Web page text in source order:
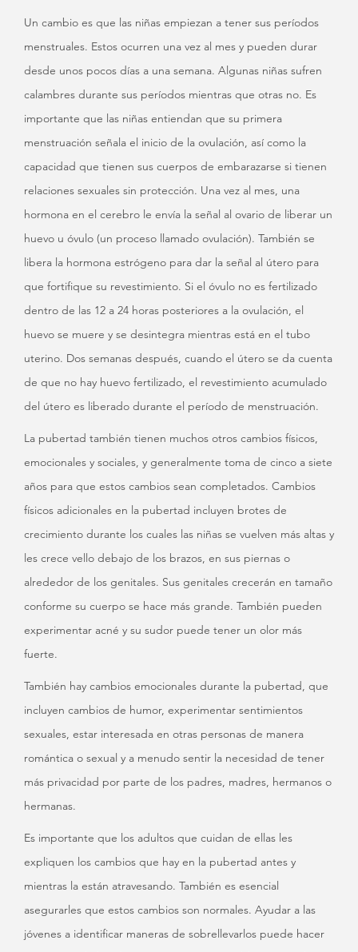
Un cambio es que las niñas empiezan a tener sus períodos
menstruales. Estos ocurren una vez al mes y pueden durar
desde unos pocos días a una semana. Algunas niñas sufren
calambres durante sus períodos mientras que otras no. Es
importante que las niñas entiendan que su primera
menstruación señala el inicio de la ovulación, así como la
capacidad que tienen sus cuerpos de embarazarse si tienen
relaciones sexuales sin protección. Una vez al mes, una
hormona en el cerebro le envía la señal al ovario de liberar un
huevo u óvulo (un proceso llamado ovulación). También se
libera la hormona estrógeno para dar la señal al útero para
que fortifique su revestimiento. Si el óvulo no es fertilizado
dentro de las 12 a 24 horas posteriores a la ovulación, el
huevo se muere y se desintegra mientras está en el tubo
uterino. Dos semanas después, cuando el útero se da cuenta
de que no hay huevo fertilizado, el revestimiento acumulado
del útero es liberado durante el período de menstruación.
La pubertad también tienen muchos otros cambios físicos,
emocionales y sociales, y generalmente toma de cinco a siete
años para que estos cambios sean completados. Cambios
físicos adicionales en la pubertad incluyen brotes de
crecimiento durante los cuales las niñas se vuelven más altas y
les crece vello debajo de los brazos, en sus piernas o
alrededor de los genitales. Sus genitales crecerán en tamaño
conforme su cuerpo se hace más grande. También pueden
experimentar acné y su sudor puede tener un olor más
fuerte.
También hay cambios emocionales durante la pubertad, que
incluyen cambios de humor, experimentar sentimientos
sexuales, estar interesada en otras personas de manera
romántica o sexual y a menudo sentir la necesidad de tener
más privacidad por parte de los padres, madres, hermanos o
hermanas.
Es importante que los adultos que cuidan de ellas les
expliquen los cambios que hay en la pubertad antes y
mientras la están atravesando. También es esencial
asegurarles que estos cambios son normales. Ayudar a las
jóvenes a identificar maneras de sobrellevarlos puede hacer